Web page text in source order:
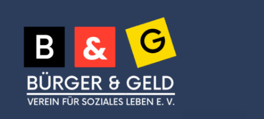
Inhalt
springen